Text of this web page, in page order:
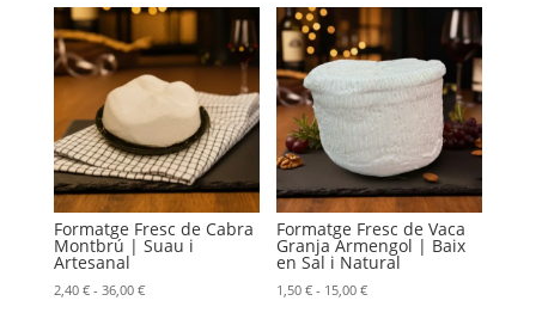
desde
2,60 €
hasta
52,00 €
Formatge Fresc de Cabra
Montbrú | Suau i
Artesanal
2,40 € - 36,00 €Rango
Formatge Fresc de Vaca
Granja Armengol | Baix
en Sal i Natural
1,50€ - 15,00€Rango